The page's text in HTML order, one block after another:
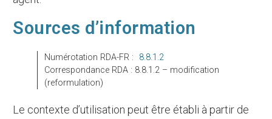
Sources d’information
Numérotation RDA-FR : 8.8.1.2
Correspondance RDA : 8.8.1.2 – modification
(reformulation)
Le contexte d’utilisation peut être établi à partir de